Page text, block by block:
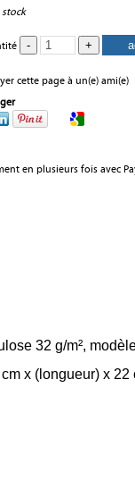
stock
cette page à un(e) ami(e)
en plusieurs fois avec
32 g/m²,
x (longueur) x 22